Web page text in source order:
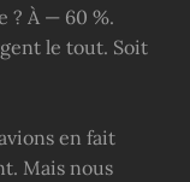
? À — 60 %.
le tout. Soit
en fait
Mais nous